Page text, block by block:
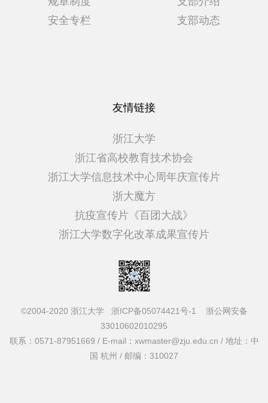
安全专栏
支部动态
友情链接
浙江大学
浙江省高校教育技术协会
浙江大学信息技术中心周年庆宣传片
浙大魔方
抗疫宣传片《百团大战》
浙江大学数字化改革成果宣传片
©2004-2020 浙江大学 浙ICP备05074421号-1
浙公网安备
33010602010295
联系：0571-87951669 / E-mail：xwmaster@zju.edu.cn / 地址：中
国 杭州 / 邮编：310027